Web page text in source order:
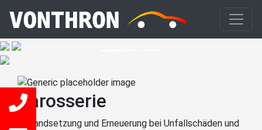
Stelle, begleitet von einem ausgewogenen
Preis-Leistungs-Verhältnis.
Karosserie
Instandsetzung und Erneuerung bei Unfallschäden und